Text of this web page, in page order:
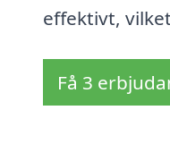
effektivt,
Få 3